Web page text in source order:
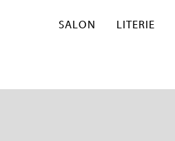
SALON LITERIE